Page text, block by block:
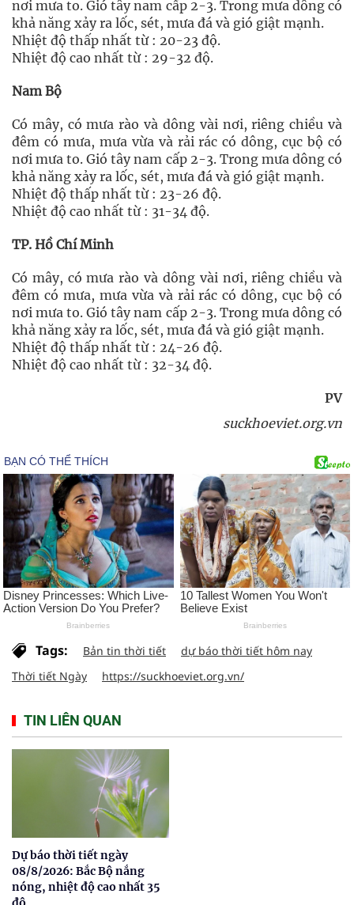
nơi mưa to. Gió tây nam cấp 2-3. Trong mưa dông có
khả năng xảy ra lốc, sét, mưa đá và gió giật mạnh.
Nhiệt độ thấp nhất từ : 20-23 độ.
Nhiệt độ cao nhất từ : 29-32 độ.
Nam Bộ
Có mây, có mưa rào và dông vài nơi, riêng chiều và
đêm có mưa, mưa vừa và rải rác có dông, cục bộ có
nơi mưa to. Gió tây nam cấp 2-3. Trong mưa dông có
khả năng xảy ra lốc, sét, mưa đá và gió giật mạnh.
Nhiệt độ thấp nhất từ : 23-26 độ.
Nhiệt độ cao nhất từ : 31-34 độ.
TP. Hồ Chí Minh
Có mây, có mưa rào và dông vài nơi, riêng chiều và
đêm có mưa, mưa vừa và rải rác có dông, cục bộ có
nơi mưa to. Gió tây nam cấp 2-3. Trong mưa dông có
khả năng xảy ra lốc, sét, mưa đá và gió giật mạnh.
Nhiệt độ thấp nhất từ : 24-26 độ.
Nhiệt độ cao nhất từ : 32-34 độ.
PV
suckhoeviet.org.vn
Tags: Bản tin thời tiết
dự báo thời tiết hôm nay
Thời tiết Ngày
https://suckhoeviet.org.vn/
TIN LIÊN QUAN
Dự báo thời tiết ngày
08/8/2026: Bắc Bộ nắng
nóng, nhiệt độ cao nhất 35